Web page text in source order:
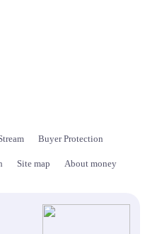
Buyer Protection
Site map About money